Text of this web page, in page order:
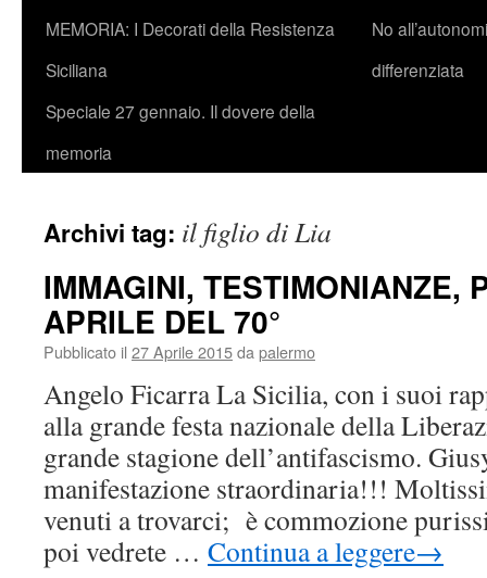
contenuto
MEMORIA: I Decorati della Resistenza
Siciliana
No
differenziata
Speciale 27 gennaio. Il dovere della
memoria
Archivi tag: il figlio di Lia
IMMAGINI, TESTIMONIANZE,
APRILE DEL 70°
Pubblicato il 27 Aprile 2015da palermo
Angelo Ficarra La Sicilia, con i suoi
alla grande festa nazionale della
grande stagione dell’antifascismo.
manifestazione straordinaria!!!
venuti a trovarci; è commozione
poi vedrete … Continua a leggere→